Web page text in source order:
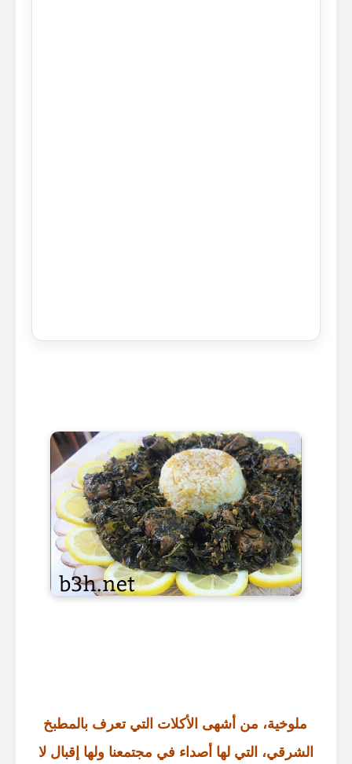
ملوخية، من أشهى الأكلات التي تعرف بالمطبخ
الشرقي، التي لها أصداء في مجتمعنا ولها إقبال لا